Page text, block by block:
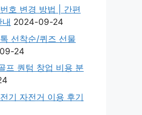
호 변경 방법 | 간편
2024-09-24
선착순/퀴즈 선물
24
프 퀀텀 창업 비용 분
기 자전거 이용 후기